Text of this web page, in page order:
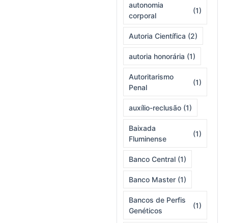
autonomia
corporal
(1)
Autoria Científica (2)
autoria honorária (1)
Autoritarismo
Penal
(1)
auxílio-reclusão (1)
Baixada
Fluminense
(1)
Banco Central (1)
Banco Master (1)
Bancos de Perfis
Genéticos
(1)